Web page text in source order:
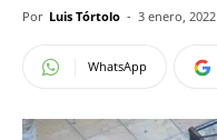
Por Luis Tórtolo - 3 enero, 2022
WhatsApp